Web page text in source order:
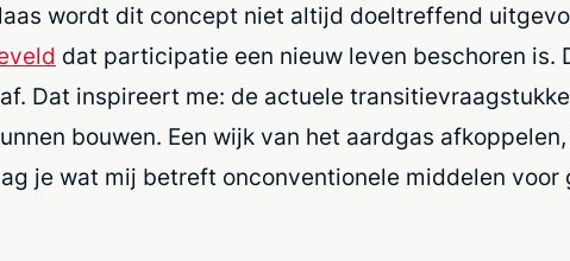
wordt dit concept niet altijd doeltreffend
dat participatie een nieuw leven beschoren is.
Dat inspireert me: de actuele
bouwen. Een wijk van het aardgas
je wat mij betreft onconventionele middelen